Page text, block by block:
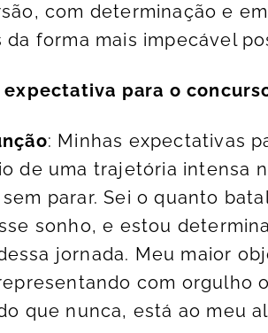
com determinação e
da forma mais impecável
expectativa para o
: Minhas expectativas
de uma trajetória intensa
parar. Sei o quanto
sonho, e estou
jornada. Meu maior
com orgulho
que nunca, está ao meu